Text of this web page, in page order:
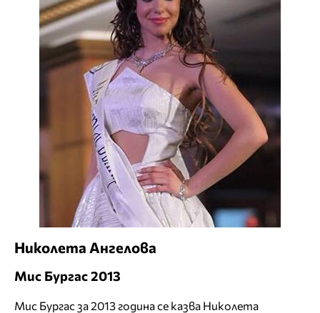
Николета Ангелова
Мис Бургас 2013
Мис Бургас за 2013 година се казва Николета